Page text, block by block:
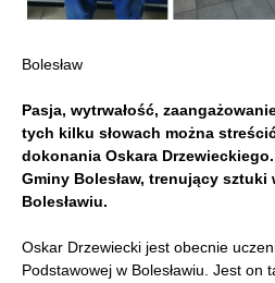
Bolesław
Pasja, wytrwałość,
tych kilku słowach można
dokonania Oskara Drzewieckiego.
Gminy Bolesław, trenujący sztuki
Bolesławiu.
Oskar Drzewiecki jest obecnie
Podstawowej w Bolesławiu. Jest on